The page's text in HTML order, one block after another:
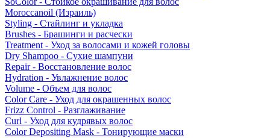
Moroccanoil (Израиль)
Styling - Стайлинг и укладка
Brushes - Брашинги и расчески
Treatment - Уход за волосами и кожей головы
Dry Shampoo - Сухие шампуни
Repair - Восстановление волос
Hydration - Увлажнение волос
Volume - Объем для волос
Color Care - Уход для окрашенных волос
Frizz Control - Разглаживание
Curl - Уход для кудрявых волос
Color Depositing Mask - Тонирующие маски